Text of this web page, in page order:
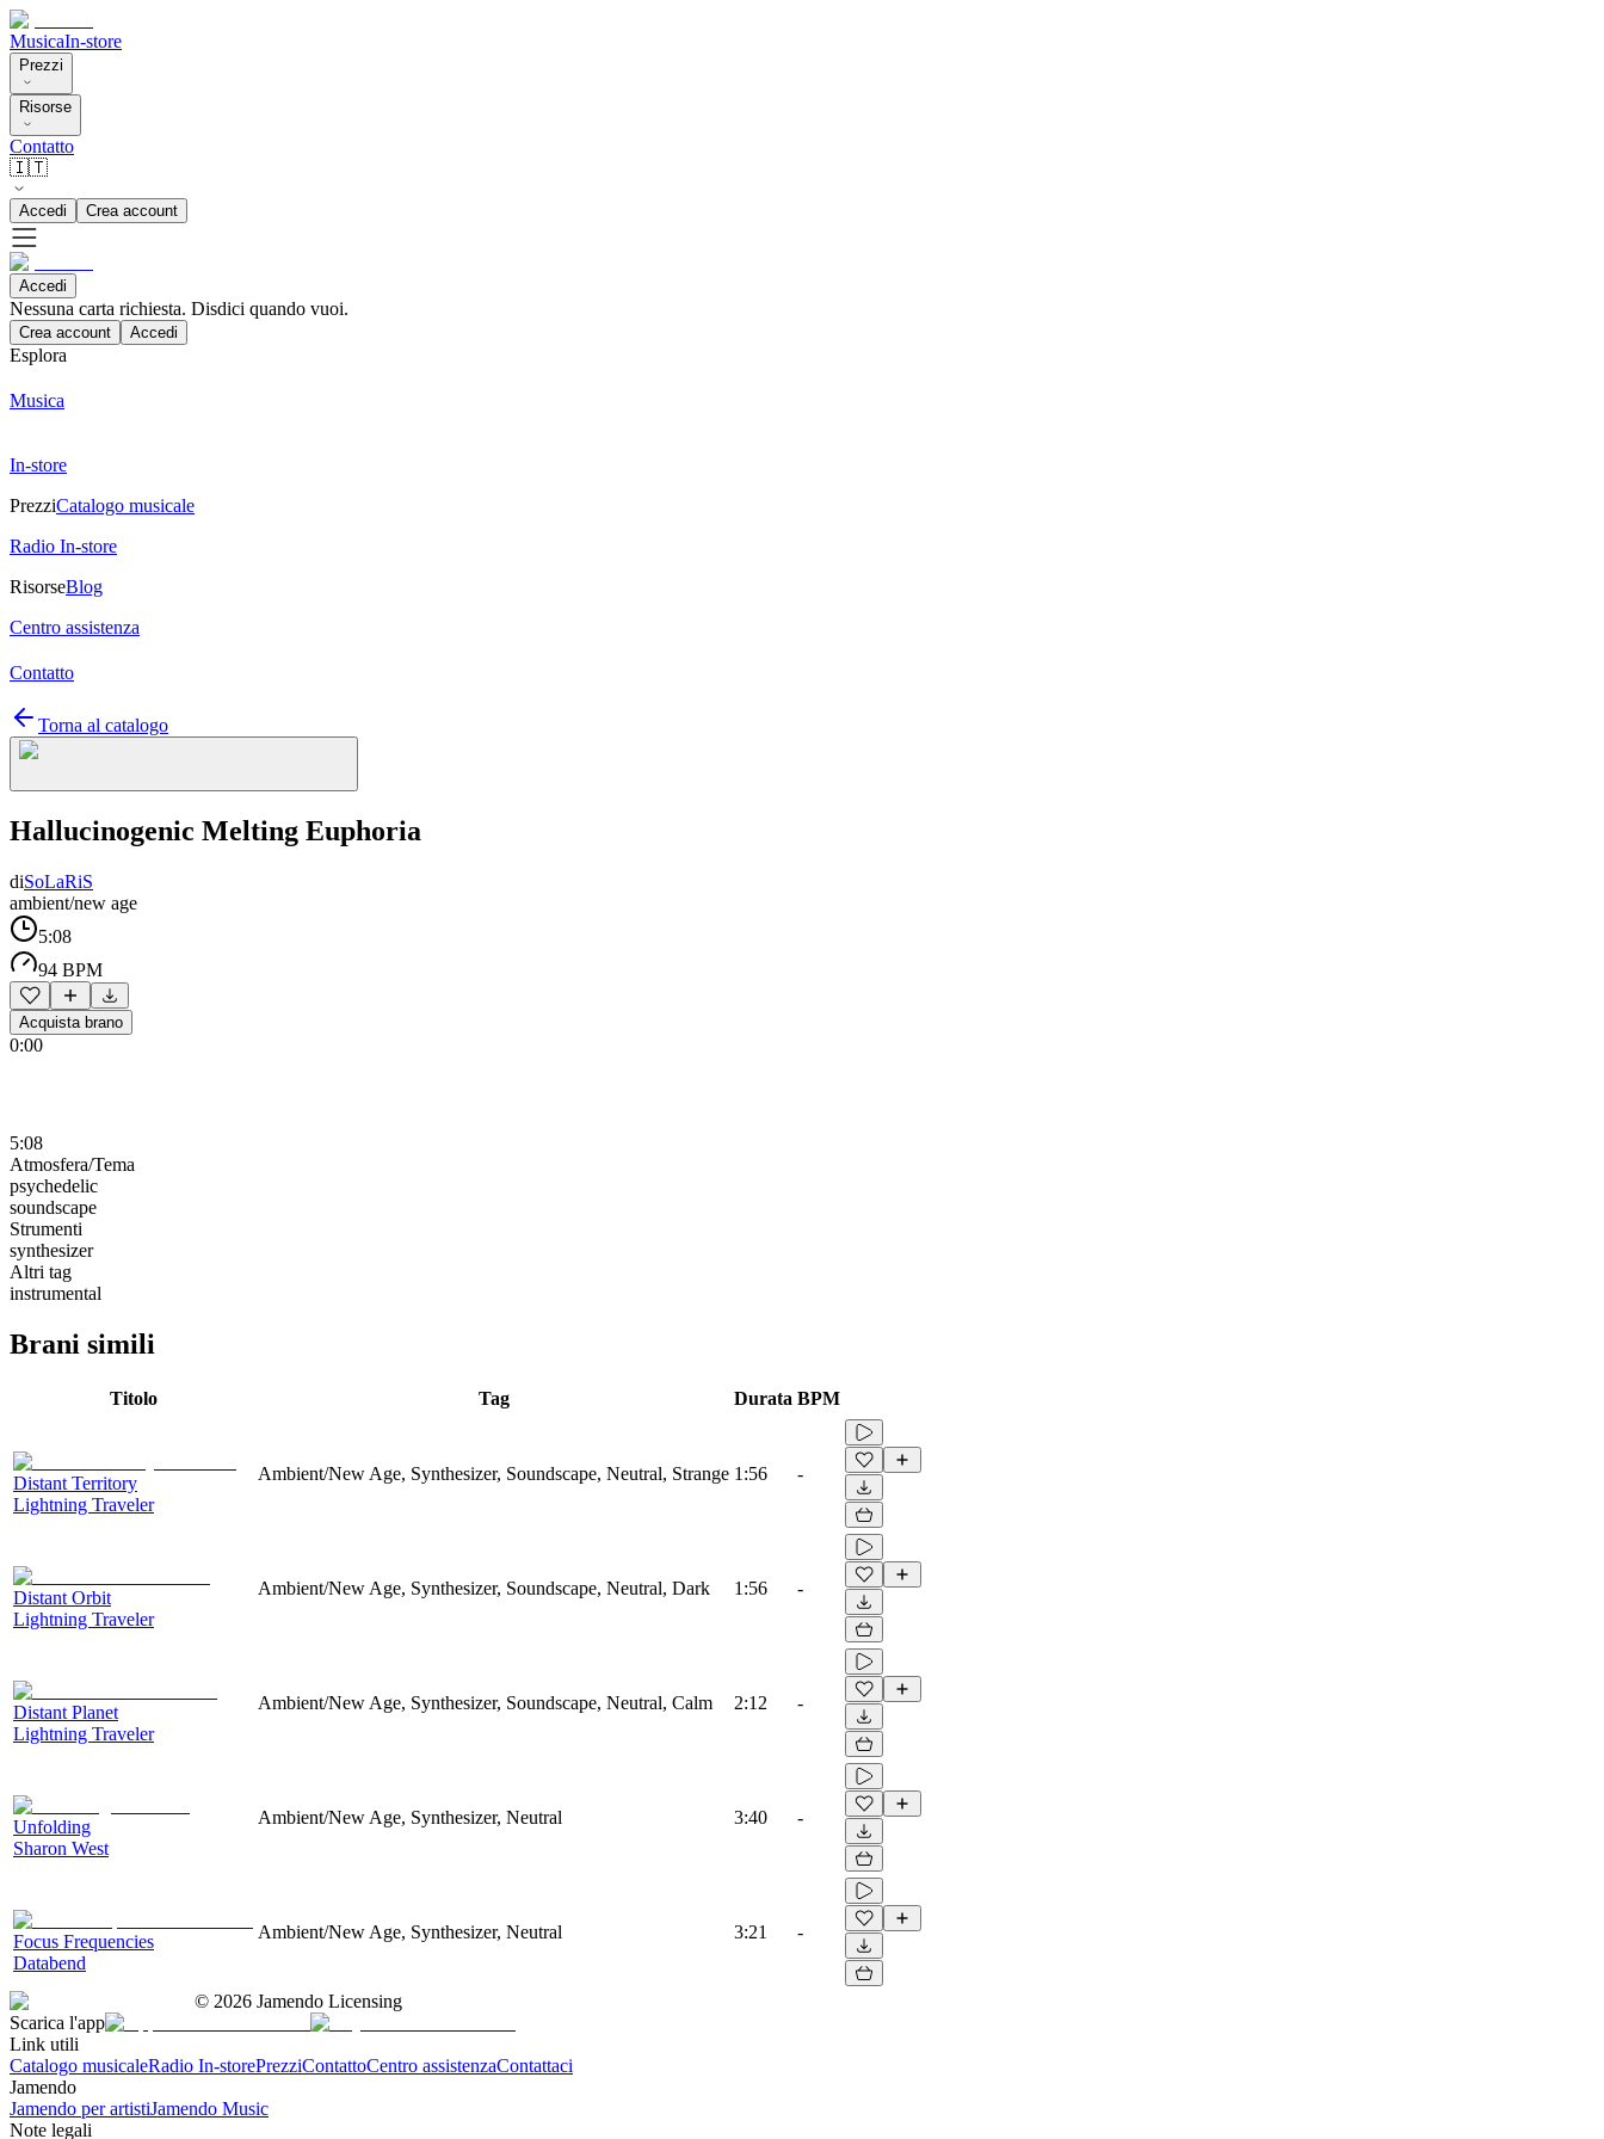
MusicaIn-store
Prezzi
Risorse
Contatto
🇮🇹
Accedi Crea account
Accedi
Nessuna carta richiesta. Disdici quando vuoi.
Crea account Accedi
Esplora
Musica
In-store
PrezziCatalogo musicale
Radio In-store
RisorseBlog
Centro assistenza
Contatto
Torna al catalogo
Hallucinogenic Melting Euphoria
diSoLaRiS
ambient/new age
5:08
94 BPM
Acquista brano
0:00
5:08
Atmosfera/Tema
psychedelic
soundscape
Strumenti
synthesizer
Altri tag
instrumental
Brani simili
Titolo Tag Durata BPM
Distant Territory
Lightning Traveler
Ambient/New Age, Synthesizer, Soundscape, Neutral, Strange 1:56 -
Distant Orbit
Lightning Traveler
Ambient/New Age, Synthesizer, Soundscape, Neutral, Dark 1:56 -
Distant Planet
Lightning Traveler
Ambient/New Age, Synthesizer, Soundscape, Neutral, Calm 2:12 -
Unfolding
Sharon West
Ambient/New Age, Synthesizer, Neutral 3:40 -
Focus Frequencies
Databend
Ambient/New Age, Synthesizer, Neutral 3:21 -
© 2026 Jamendo Licensing
Scarica l'app
Link utili
Catalogo musicaleRadio In-storePrezziContattoCentro assistenzaContattaci
Jamendo
Jamendo per artistiJamendo Music
Note legali